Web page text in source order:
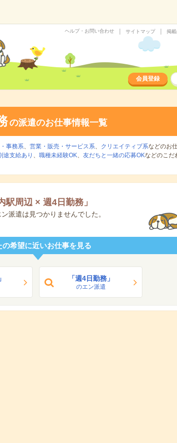
ヘルプ・お問い合わせ サイトマップ 掲
会員登録
の派遣のお仕事情報一覧
事務系、 営業・販売・サービス系、 クリエイティブ系などのお
途支給あり 、 職種未経験OK、 友だちと一緒の応募OKなどのこだ
駅周辺 × 週4日勤務 」
派遣は見つかりませんでした。
の希望に近いお仕事を見る
「週4日勤務」
のエン派遣